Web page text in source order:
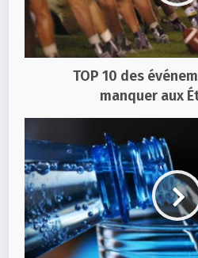
TOP 10 des
manquer aux